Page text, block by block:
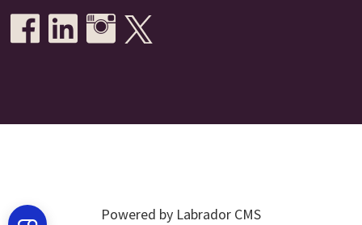
Powered by Labrador CMS